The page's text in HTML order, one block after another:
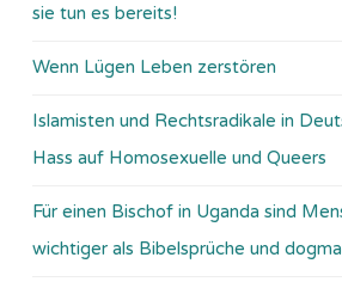
sie tun es bereits!
Wenn Lügen Leben zerstören
Islamisten und Rechtsradikale in
Hass auf Homosexuelle und Queers
Für einen Bischof in Uganda sind
wichtiger als Bibelsprüche und